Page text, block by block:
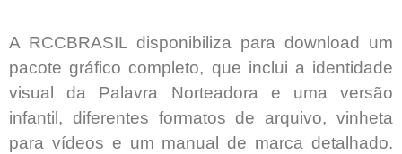
A RCCBRASIL disponibiliza para download um
pacote gráfico completo, que inclui a identidade
visual da Palavra Norteadora e uma versão
infantil, diferentes formatos de arquivo, vinheta
para vídeos e um manual de marca detalhado.